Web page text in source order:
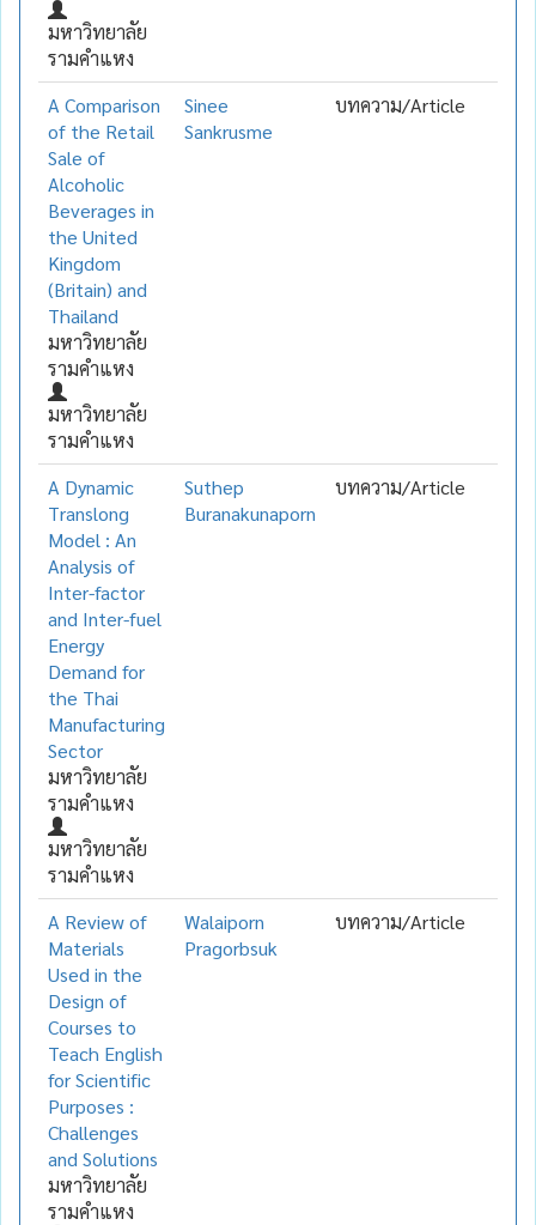
มหาวิทยาลัย
รามคำแหง
A Comparison
of the Retail
Sale of
Alcoholic
Beverages in
the United
Kingdom
(Britain) and
Thailand
มหาวิทยาลัย
รามคำแหง
มหาวิทยาลัย
รามคำแหง
Sinee
Sankrusme
บทความ/Article
A Dynamic
Translong
Model : An
Analysis of
Inter-factor
and Inter-fuel
Energy
Demand for
the Thai
Manufacturing
Sector
มหาวิทยาลัย
รามคำแหง
มหาวิทยาลัย
รามคำแหง
Suthep
Buranakunaporn
บทความ/Article
A Review of
Materials
Used in the
Design of
Courses to
Teach English
for Scientific
Purposes :
Challenges
and Solutions
มหาวิทยาลัย
รามคำแหง
Walaiporn
Pragorbsuk
บทความ/Article